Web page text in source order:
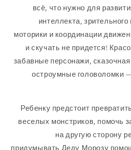
всё, что нужно для
интеллекта,
моторики и координации
и скучать не придется!
забавные персонажи,
остроумные головоломки
Ребенку предстоит
веселых монстриков, помочь
на другую сторону
придумывать Деду Морозу